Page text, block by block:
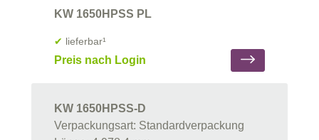
KW 1650HPSS PL
✔ lieferbar¹
Preis nach Login
KW 1650HPSS-D
Verpackungsart: Standardverpackung